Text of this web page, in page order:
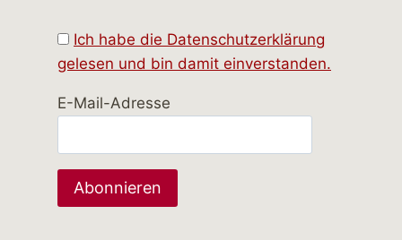
Ich habe die Datenschutzerklärung
gelesen und bin damit einverstanden.
E-Mail-Adresse